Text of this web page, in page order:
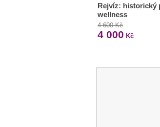
Rejvíz: historický
wellness
4 600 Kč
4 000 Kč